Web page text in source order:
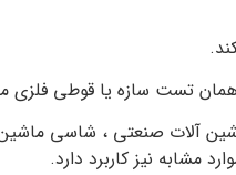
همان تست سازه یا قوطی
آلات صنعتی ، شاسی
مشابه نیز کاربرد دارد.